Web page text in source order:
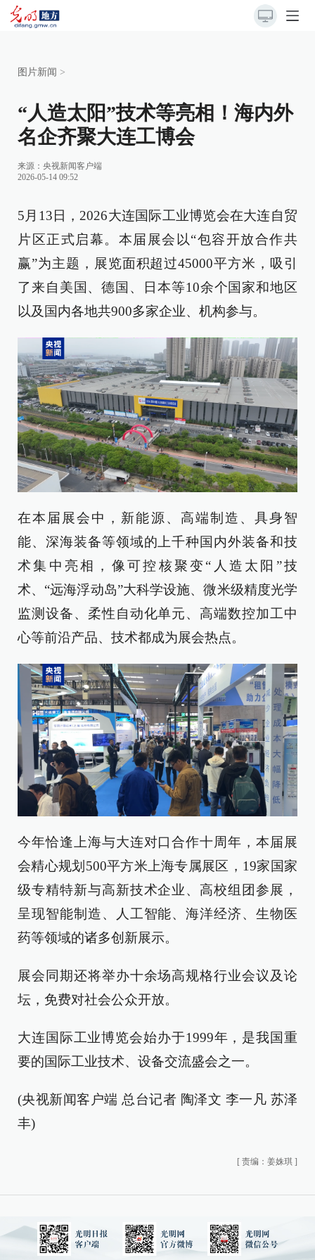
图片新闻 >
“人造太阳”技术等亮相！海内外
名企齐聚大连工博会
来源： 央视新闻客户端
2026-05-14 09:52
5月13日，2026大连国际工业博览会在大连自贸
片区正式启幕。本届展会以“包容开放合作共
赢”为主题，展览面积超过45000平方米，吸引
了来自美国、德国、日本等10余个国家和地区
以及国内各地共900多家企业、机构参与。
在本届展会中，新能源、高端制造、具身智
能、深海装备等领域的上千种国内外装备和技
术集中亮相，像可控核聚变“人造太阳”技
术、“远海浮动岛”大科学设施、微米级精度光学
监测设备、柔性自动化单元、高端数控加工中
心等前沿产品、技术都成为展会热点。
今年恰逢上海与大连对口合作十周年，本届展
会精心规划500平方米上海专属展区，19家国家
级专精特新与高新技术企业、高校组团参展，
呈现智能制造、人工智能、海洋经济、生物医
药等领域的诸多创新展示。
展会同期还将举办十余场高规格行业会议及论
坛，免费对社会公众开放。
大连国际工业博览会始办于1999年，是我国重
要的国际工业技术、设备交流盛会之一。
(央视新闻客户端 总台记者 陶泽文 李一凡 苏泽
丰)
[ 责编：姜姝琪 ]